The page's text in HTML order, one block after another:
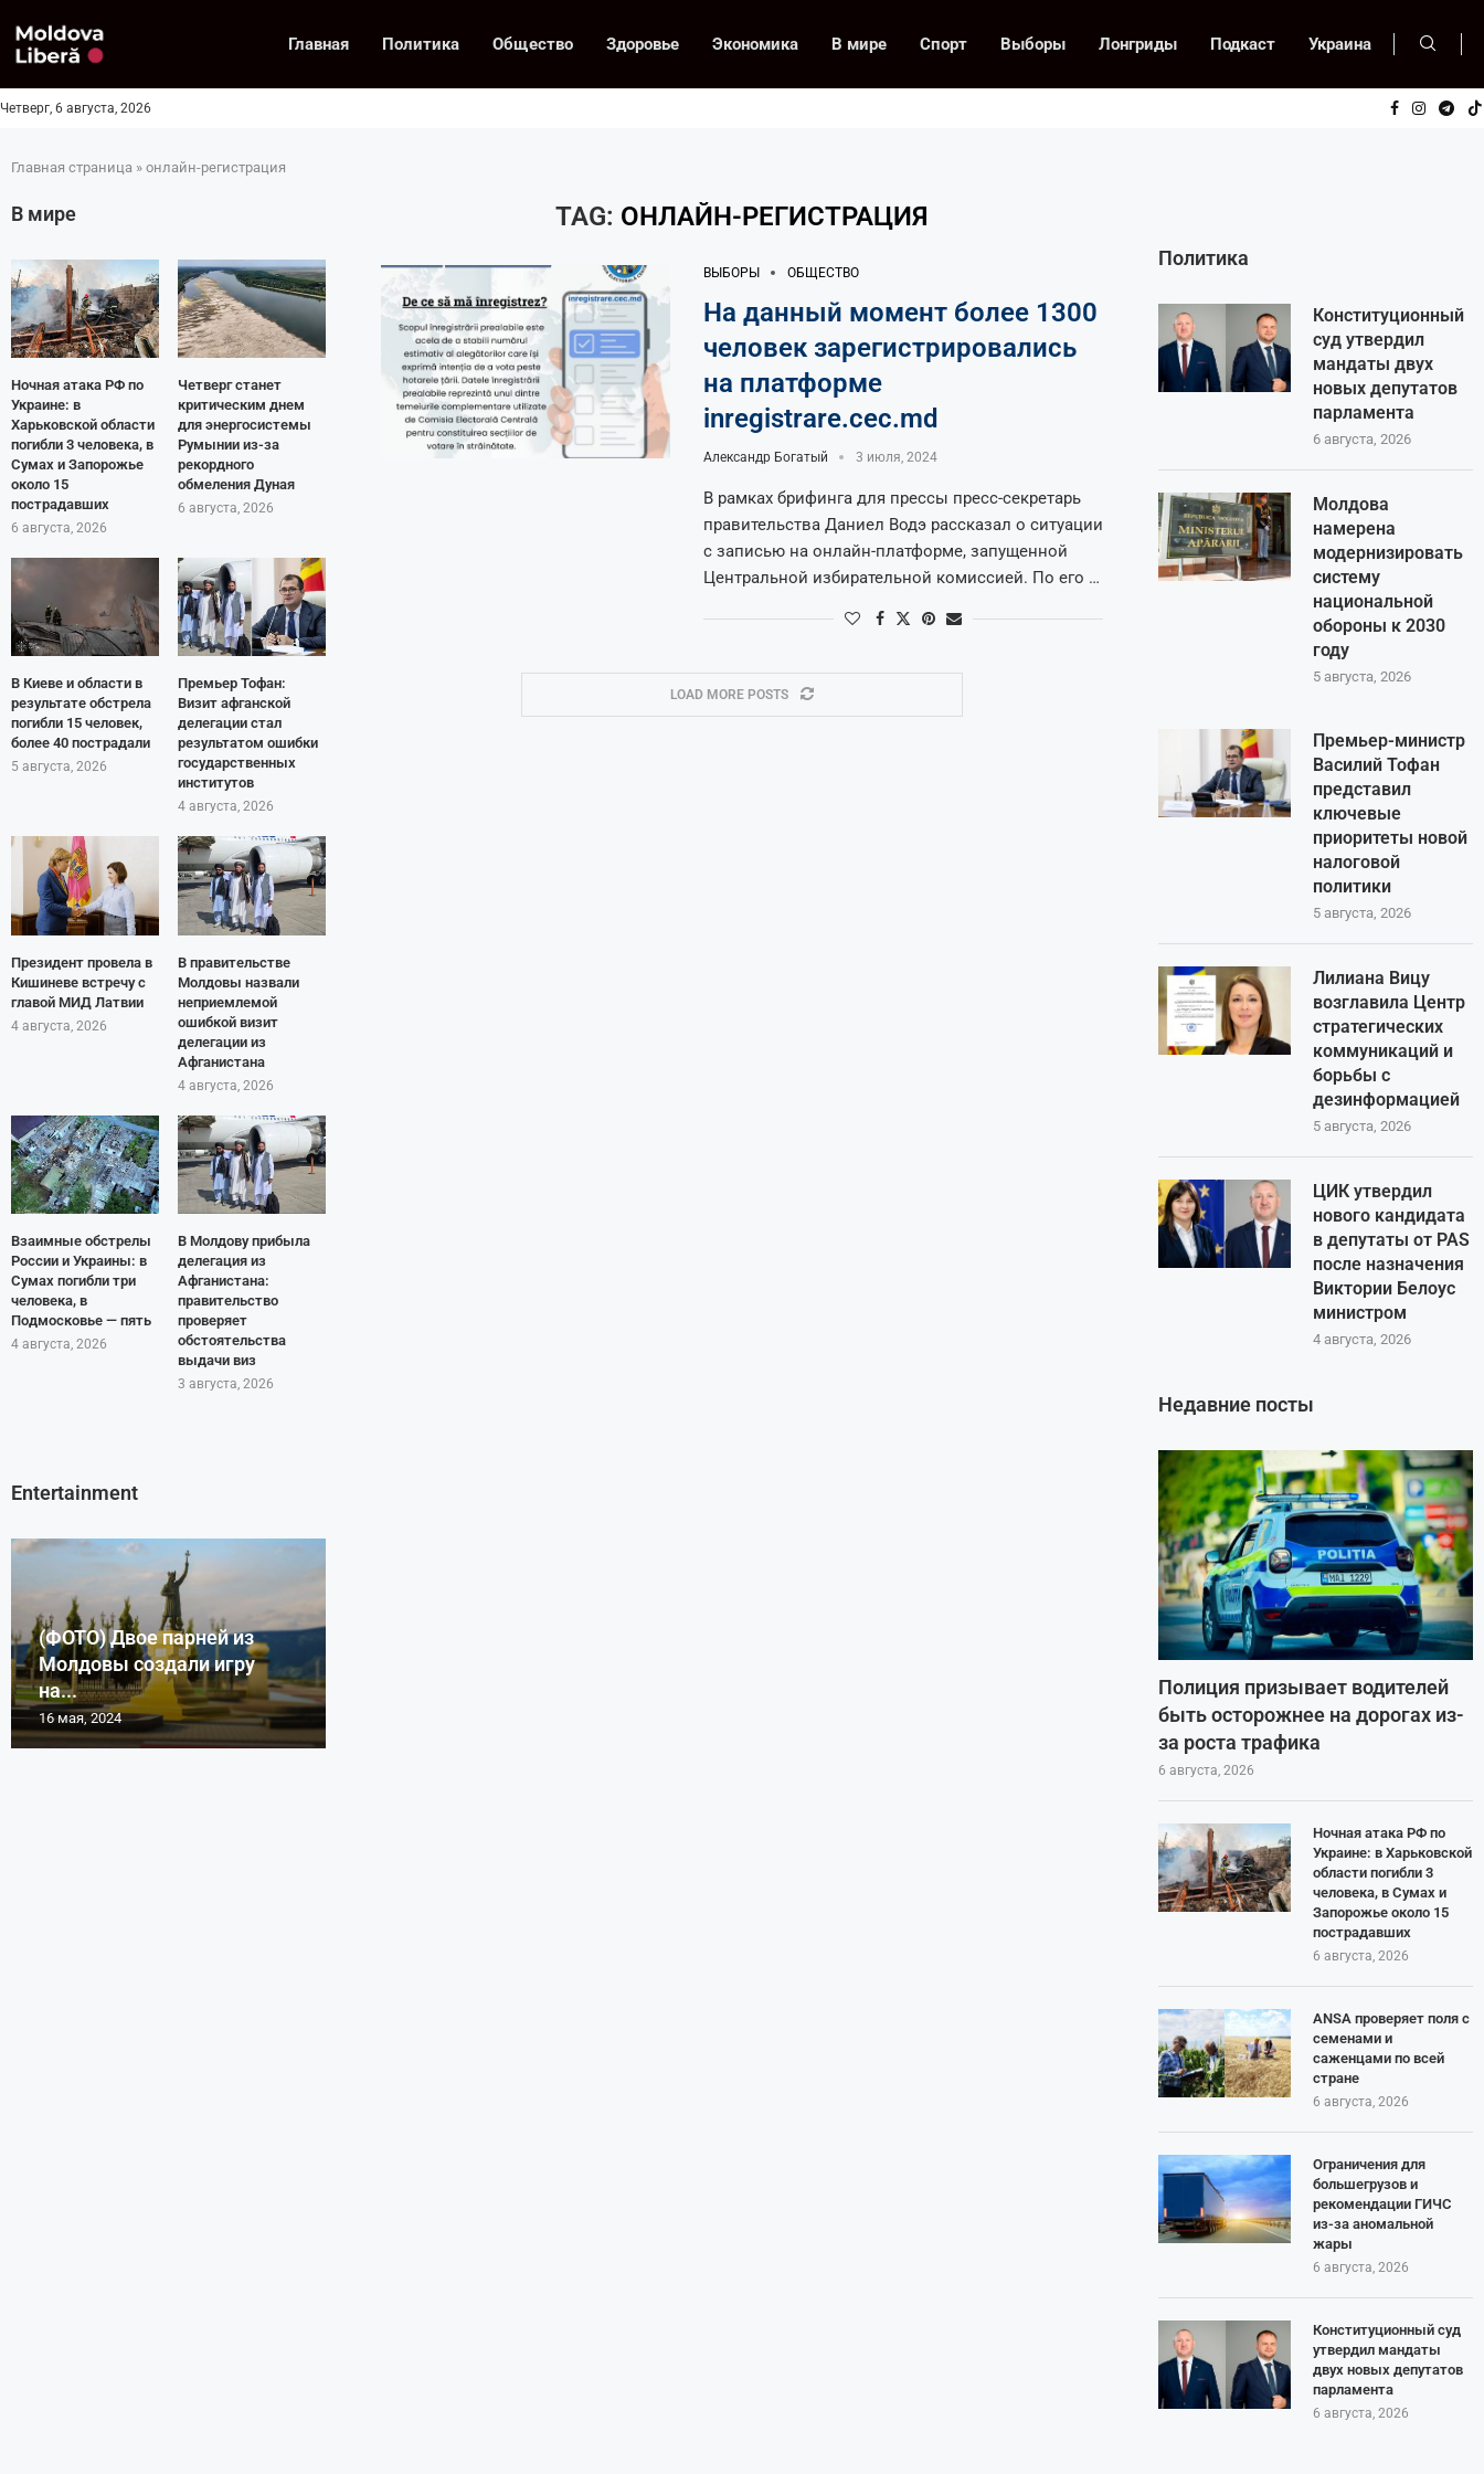
Главная Политика Общество Здоровье Экономика В мире Спорт Выборы Лонгриды Подкаст Украина
Четверг, 6 августа, 2026
Главная страница » онлайн-регистрация
TAG: ОНЛАЙН-РЕГИСТРАЦИЯ
ВЫБОРЫ ОБЩЕСТВО
На данный момент более 1300
человек зарегистрировались
на платформе
inregistrare.cec.md
Александр Богатый 3 июля, 2024
В рамках брифинга для прессы пресс-секретарь
правительства Даниел Водэ рассказал о ситуации
с записью на онлайн-платформе, запущенной
Центральной избирательной комиссией. По его …
LOAD MORE POSTS
Политика
Конституционный
суд утвердил
мандаты двух
новых депутатов
парламента
6 августа, 2026
Молдова
намерена
модернизировать
систему
национальной
обороны к 2030
году
5 августа, 2026
Премьер-министр
Василий Тофан
представил
ключевые
приоритеты новой
налоговой
политики
5 августа, 2026
Лилиана Вицу
возглавила Центр
стратегических
коммуникаций и
борьбы с
дезинформацией
5 августа, 2026
ЦИК утвердил
нового кандидата
в депутаты от PAS
после назначения
Виктории Белоус
министром
4 августа, 2026
Недавние посты
Полиция призывает водителей
быть осторожнее на дорогах из-
за роста трафика
6 августа, 2026
Ночная атака РФ по
Украине: в Харьковской
области погибли 3
человека, в Сумах и
Запорожье около 15
пострадавших
6 августа, 2026
ANSA проверяет поля с
семенами и
саженцами по всей
стране
6 августа, 2026
Ограничения для
большегрузов и
рекомендации ГИЧС
из-за аномальной
жары
6 августа, 2026
Конституционный суд
утвердил мандаты
двух новых депутатов
парламента
6 августа, 2026
В мире
Ночная атака РФ по
Украине: в
Харьковской области
погибли 3 человека, в
Сумах и Запорожье
около 15
пострадавших
6 августа, 2026
Четверг станет
критическим днем
для энергосистемы
Румынии из-за
рекордного
обмеления Дуная
6 августа, 2026
В Киеве и области в
результате обстрела
погибли 15 человек,
более 40 пострадали
5 августа, 2026
Премьер Тофан:
Визит афганской
делегации стал
результатом ошибки
государственных
институтов
4 августа, 2026
Президент провела в
Кишиневе встречу с
главой МИД Латвии
4 августа, 2026
В правительстве
Молдовы назвали
неприемлемой
ошибкой визит
делегации из
Афганистана
4 августа, 2026
Взаимные обстрелы
России и Украины: в
Сумах погибли три
человека, в
Подмосковье — пять
4 августа, 2026
В Молдову прибыла
делегация из
Афганистана:
правительство
проверяет
обстоятельства
выдачи виз
3 августа, 2026
Entertainment
(ФОТО) Двое парней из
Молдовы создали игру
на...
16 мая, 2024